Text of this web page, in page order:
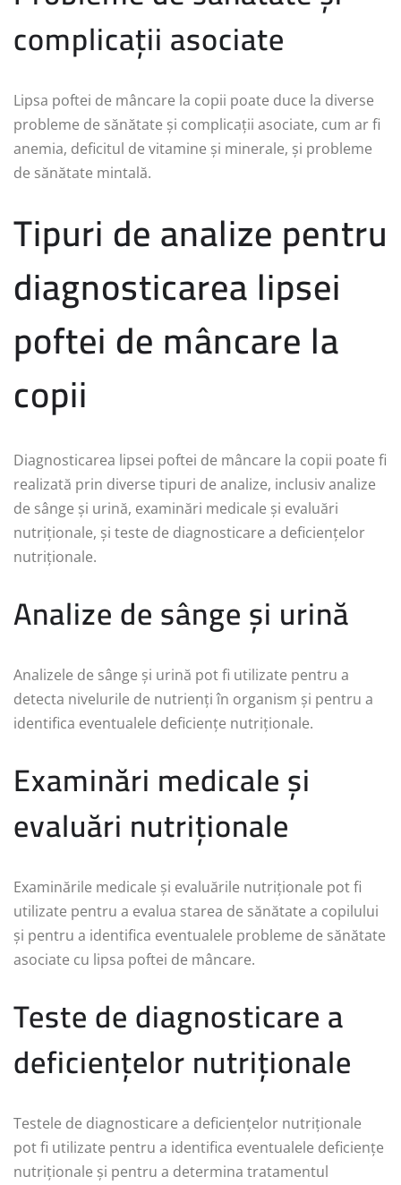
complicații asociate
Lipsa poftei de mâncare la copii poate duce la diverse
probleme de sănătate și complicații asociate, cum ar fi
anemia, deficitul de vitamine și minerale, și probleme
de sănătate mintală.
Tipuri de analize pentru
diagnosticarea lipsei
poftei de mâncare la
copii
Diagnosticarea lipsei poftei de mâncare la copii poate fi
realizată prin diverse tipuri de analize, inclusiv analize
de sânge și urină, examinări medicale și evaluări
nutriționale, și teste de diagnosticare a deficiențelor
nutriționale.
Analize de sânge și urină
Analizele de sânge și urină pot fi utilizate pentru a
detecta nivelurile de nutrienți în organism și pentru a
identifica eventualele deficiențe nutriționale.
Examinări medicale și
evaluări nutriționale
Examinările medicale și evaluările nutriționale pot fi
utilizate pentru a evalua starea de sănătate a copilului
și pentru a identifica eventualele probleme de sănătate
asociate cu lipsa poftei de mâncare.
Teste de diagnosticare a
deficiențelor nutriționale
Testele de diagnosticare a deficiențelor nutriționale
pot fi utilizate pentru a identifica eventualele deficiențe
nutriționale și pentru a determina tratamentul